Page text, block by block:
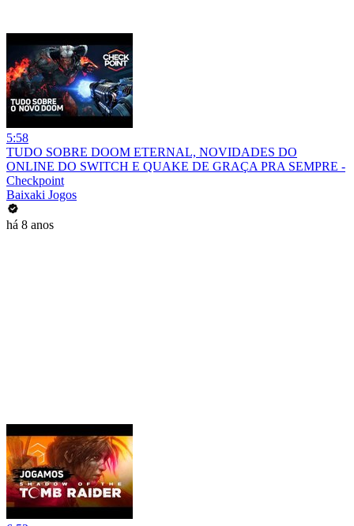
5:58
TUDO SOBRE DOOM ETERNAL, NOVIDADES DO
ONLINE DO SWITCH E QUAKE DE GRAÇA PRA SEMPRE -
Checkpoint
Baixaki Jogos
há 8 anos